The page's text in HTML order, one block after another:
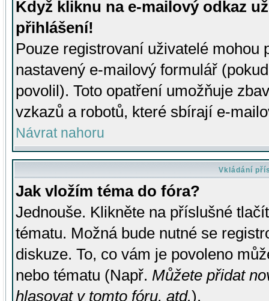
Když kliknu na e-mailový odkaz
přihlášení!
Pouze registrovaní uživatelé mohou
nastavený e-mailový formulář
povolil). Toto opatření umožňuje
vzkazů a robotů, které sbírají e-
Návrat nahoru
Vkládání
Jak vložím téma do fóra?
Jednouše. Klikněte na příslušné
tématu. Možná bude nutné se
diskuze. To, co vám je povoleno
nebo tématu (Např. Můžete přidat
hlasovat v tomto fóru, atd.).